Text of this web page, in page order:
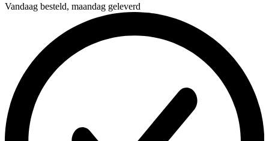
Vandaag besteld, maandag geleverd